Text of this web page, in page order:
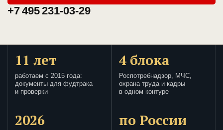
+7 495 231-03-29
11 лет
работаем с 2015 года:
документы для фудтрака
и проверки
4 блока
Роспотребнадзор, МЧС,
охрана труда и кадры
в одном контуре
2026 по России